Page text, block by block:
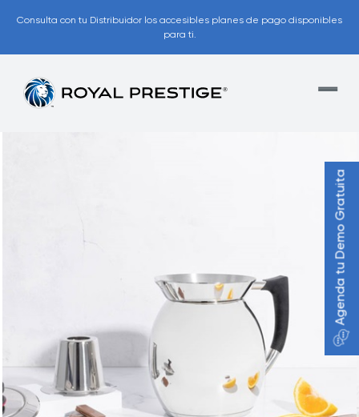
Consulta con tu Distribuidor los accesibles planes de pago disponibles
para ti.
Agenda tu Demo Gratuita